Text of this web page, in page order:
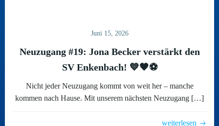
Juni 15, 2026
Neuzugang #19: Jona Becker verstärkt den
SV Enkenbach! 💙🖤⚽
Nicht jeder Neuzugang kommt von weit her – manche
kommen nach Hause. Mit unserem nächsten Neuzugang […]
weiterlesen